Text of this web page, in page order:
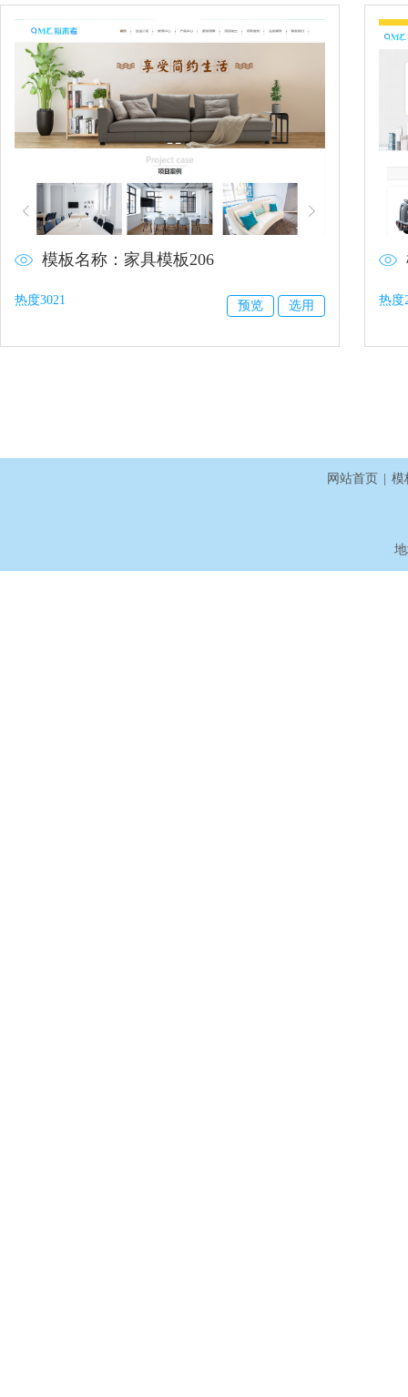
模板名称：家具模板206
热度3021 预览 选用 热度
网站首页 模